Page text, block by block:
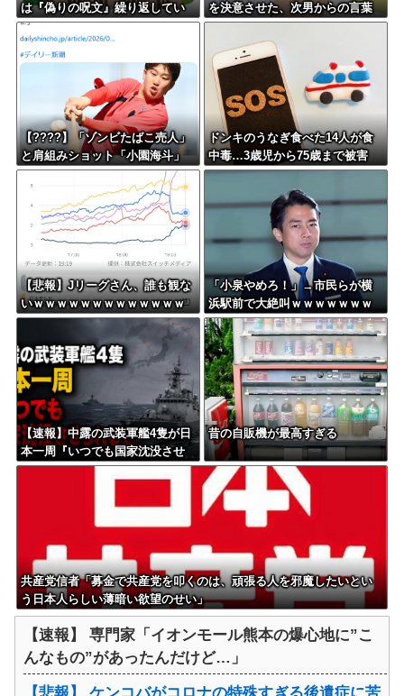
は『偽りの呪文』繰り返してい
る」 平和宣言を非難
を決意させた、次男からの言葉
明かす
【????】「ゾンビたばこ売人」
と肩組みショット「小園海斗」
に注がれる“厳しい視線” 「レ
ギュラー剥奪も選択肢のひとつ
に」
ドンキのうなぎ食べた14人が食
中毒…3歳児から75歳まで被害
【悲報】Jリーグさん、誰も観な
いｗｗｗｗｗｗｗｗｗｗｗｗｗ
ｗｗｗｗ
「小泉やめろ！」→市民らが横
浜駅前で大絶叫ｗｗｗｗｗｗｗ
ｗ
【速報】中露の武装軍艦4隻が日
本一周『いつでも国家沈没させ
られるぞ』
昔の自販機が最高すぎる
共産党信者「募金で共産党を叩くのは、頑張る人を邪魔したいとい
う日本人らしい薄暗い欲望のせい」
【速報】 専門家「イオンモール熊本の爆心地に”こ
んなもの”があったんだけど…」
【悲報】 ケンコバがコロナの特殊すぎる後遺症に苦